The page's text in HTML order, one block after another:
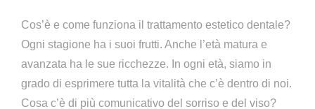
Cos’è e come funziona il trattamento estetico dentale?
Ogni stagione ha i suoi frutti. Anche l’età matura e
avanzata ha le sue ricchezze. In ogni età, siamo in
grado di esprimere tutta la vitalità che c’è dentro di noi.
Cosa c’è di più comunicativo del sorriso e del viso?